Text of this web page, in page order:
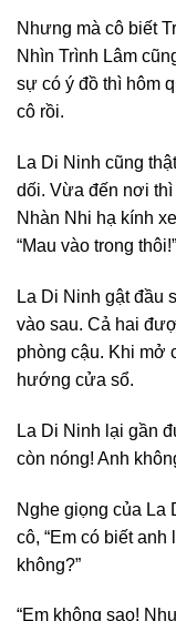
Nhưng mà cô biết
Nhìn Trình Lâm
sự có ý đồ thì hôm
cô rồi.
La Di Ninh cũng
dối. Vừa đến nơi
Nhàn Nhi hạ kính
“Mau vào trong thôi!”
La Di Ninh gật đầu
vào sau. Cả hai
phòng cậu. Khi mở
hướng cửa sổ.
La Di Ninh lại gần
còn nóng! Anh
Nghe giọng của La
cô, “Em có biết
không?”
“Em không sao!